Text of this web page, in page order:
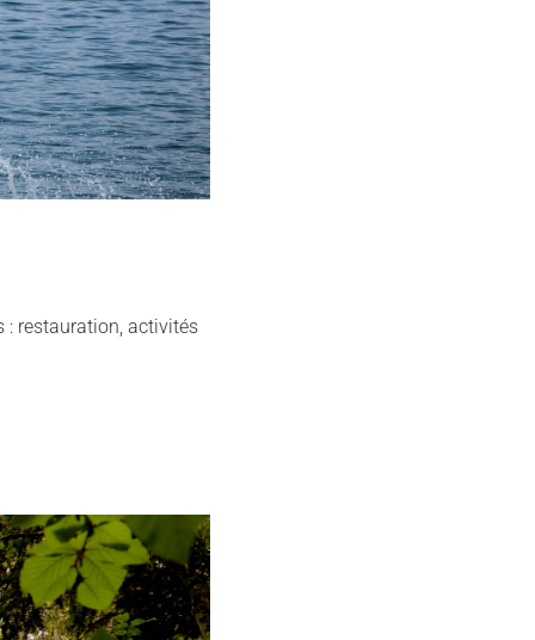
: restauration, activités